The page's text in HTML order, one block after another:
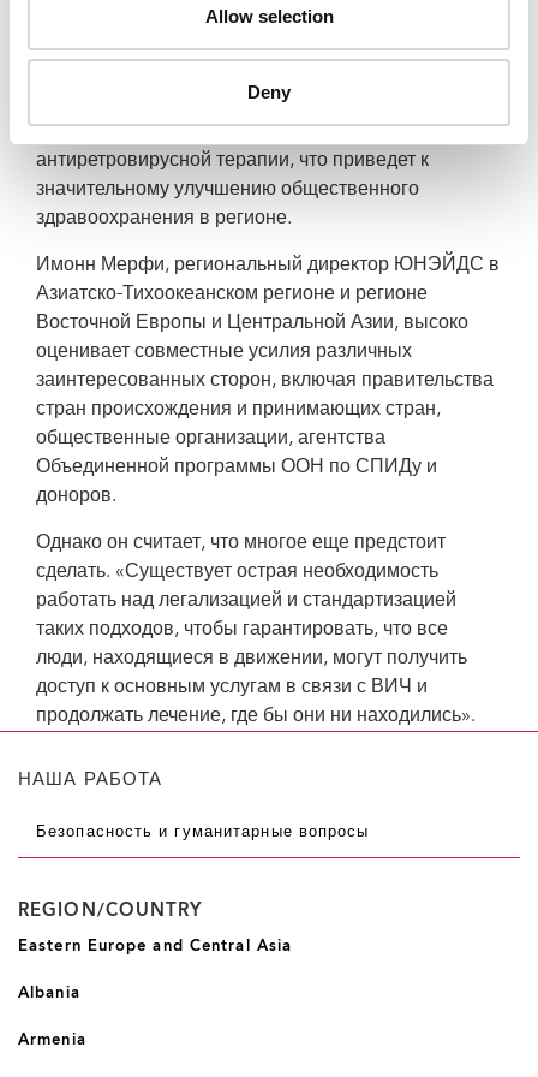
Allow selection
Deny
организаций, предоставляющих услуги по ВИЧ.
дискриминирующих мигрантов, живущих с ВИЧ,
также уменьшит барьеры для доступа к
антиретровирусной терапии, что приведет к
значительному улучшению общественного
здравоохранения в регионе.
Имонн Мерфи, региональный директор ЮНЭЙДС в
Азиатско-Тихоокеанском регионе и регионе
Восточной Европы и Центральной Азии, высоко
оценивает совместные усилия различных
заинтересованных сторон, включая правительства
стран происхождения и принимающих стран,
общественные организации, агентства
Объединенной программы ООН по СПИДу и
доноров.
Однако он считает, что многое еще предстоит
сделать. «Существует острая необходимость
работать над легализацией и стандартизацией
таких подходов, чтобы гарантировать, что все
люди, находящиеся в движении, могут получить
доступ к основным услугам в связи с ВИЧ и
продолжать лечение, где бы они ни находились».
НАША РАБОТА
Безопасность и гуманитарные вопросы
REGION/COUNTRY
Eastern Europe and Central Asia
Albania
Armenia